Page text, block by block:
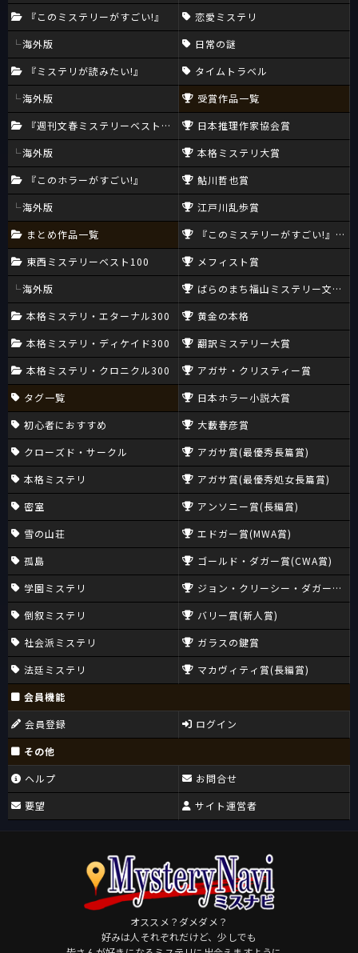
『このミステリーがすごい!』
海外版
『ミステリが読みたい!』
海外版
『週刊文春ミステリーベスト10』
海外版
『このホラーがすごい!』
海外版
まとめ作品一覧
東西ミステリーベスト100
海外版
本格ミステリ・エターナル300
本格ミステリ・ディケイド300
本格ミステリ・クロニクル300
タグ一覧
初心者におすすめ
クローズド・サークル
本格ミステリ
密室
雪の山荘
孤島
学園ミステリ
倒叙ミステリ
社会派ミステリ
法廷ミステリ
恋愛ミステリ
日常の謎
タイムトラベル
受賞作品一覧
日本推理作家協会賞
本格ミステリ大賞
鮎川哲也賞
江戸川乱歩賞
『このミステリーがすごい!』大賞
メフィスト賞
ばらのまち福山ミステリー文学新
黄金の本格
翻訳ミステリー大賞
アガサ・クリスティー賞
日本ホラー小説大賞
大藪春彦賞
アガサ賞(最優秀長篇賞)
アガサ賞(最優秀処女長篇賞)
アンソニー賞(長編賞)
エドガー賞(MWA賞)
ゴールド・ダガー賞(CWA賞)
ジョン・クリーシー・ダガー賞
バリー賞(新人賞)
ガラスの鍵賞
マカヴィティ賞(長編賞)
会員機能
会員登録
ログイン
その他
ヘルプ
要望
お問合せ
サイト運営者
オススメ？ダメダメ？
好みは人それぞれだけど、少しでも